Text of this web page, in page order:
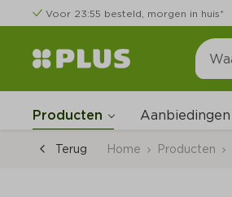
Voor 23:55 besteld, morgen in huis*
Producten Aanbiedingen
Terug Home Producten